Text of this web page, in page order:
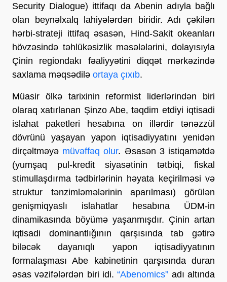
Security Dialogue) ittifaqı da Abenin adıyla bağlı
olan beynəlxalq lahiyələrdən biridir. Adı çəkilən
hərbi-strateji ittifaq əsasən, Hind-Sakit okeanları
hövzəsində təhlükəsizlik məsələlərini, dolayısıyla
Çinin regiondakı fəaliyyətini diqqət mərkəzində
saxlama məqsədilə ortaya çıxıb.
Müasir ölkə tarixinin reformist liderlərindən biri
olaraq xatırlanan Şinzo Abe, təqdim etdiyi iqtisadi
islahat paketleri hesabına on illərdir tənəzzül
dövrünü yaşayan yapon iqtisadiyyatını yenidən
dirçəltməyə müvəffəq olur. Əsasən 3 istiqamətdə
(yumşaq pul-kredit siyasətinin tətbiqi, fiskal
stimullaşdırma tədbirlərinin həyata keçirilməsi və
struktur tənzimləmələrinin aparılması) görülən
genişmiqyaslı islahatlar hesabına ÜDM-in
dinamikasında böyümə yaşanmışdır. Çinin artan
iqtisadi dominantlığının qarşısında tab gətirə
biləcək dayanıqlı yapon iqtisadiyyatının
formalaşması Abe kabinetinin qarşısında duran
əsas vəzifələrdən biri idi.“Abenomics” adı altında